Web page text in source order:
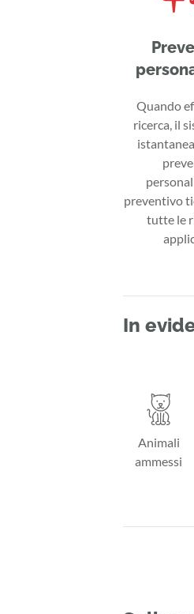
Quando
ricerca, il
preventivo
tutte le
In
Animali
ammessi